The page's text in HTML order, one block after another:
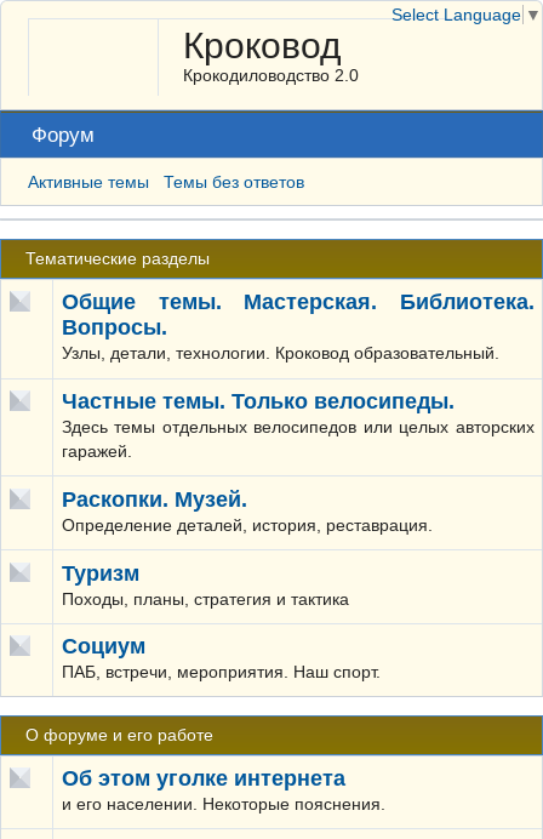
Кроковод
Крокодиловодство 2.0
Форум
Активные темы Темы без ответов
Тематические разделы
Общие темы. Мастерская. Библиотека.
Вопросы.
Узлы, детали, технологии. Кроковод образовательный.
Частные темы. Только велосипеды.
Здесь темы отдельных велосипедов или целых авторских
гаражей.
Раскопки. Музей.
Определение деталей, история, реставрация.
Туризм
Походы, планы, стратегия и тактика
Социум
ПАБ, встречи, мероприятия. Наш спорт.
О форуме и его работе
Об этом уголке интернета
и его населении. Некоторые пояснения.
Select Language ▼